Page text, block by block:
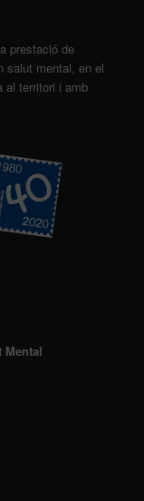
prestació de
salut mental, en el
al territori i amb
Mental